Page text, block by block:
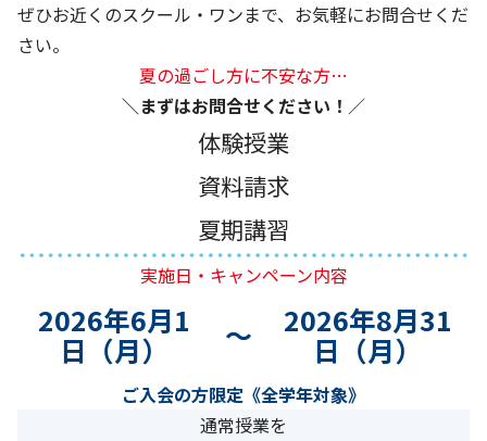
ぜひお近くのスクール・ワンまで、お気軽にお問合せくだ
さい。
夏の過ごし方に不安な方…
＼まずはお問合せください！ ／
体験授業
資料請求
夏期講習
実施日・キャンペーン内容
2026年6月1
日（月） ～ 2026年8月31
日（月）
ご入会の方限定《全学年対象》
通常授業を